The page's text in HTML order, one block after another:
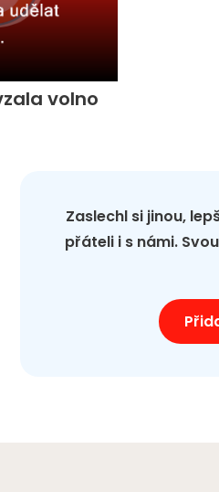
volno
Zaslechl si jinou,
přáteli i s námi.